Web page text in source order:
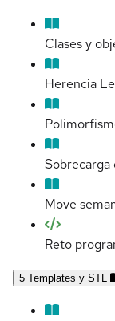
Clases y
Herencia
Sobrecarga
Move
Reto
5 Templates y STL